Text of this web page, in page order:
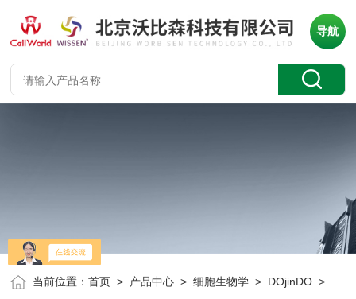
导航
当前位置：首页 > 产品中心 >细胞生物学 > DOjinDO > 同仁化学 T003 TPPS试剂